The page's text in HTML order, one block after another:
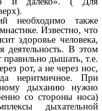
необходимо также
Известно, что
здоровье человека,
деятельность. В этом
правильно дышать, т.е.
рот, а не через нос,
неритмичное. При
дыханию нужно
со стороны носа)
дыхательной